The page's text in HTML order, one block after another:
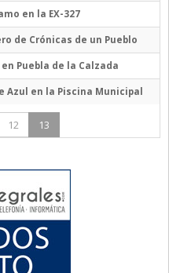
en la EX-327
de Crónicas de un Pueblo
Puebla de la Calzada
Azul en la Piscina Municipal
12 13